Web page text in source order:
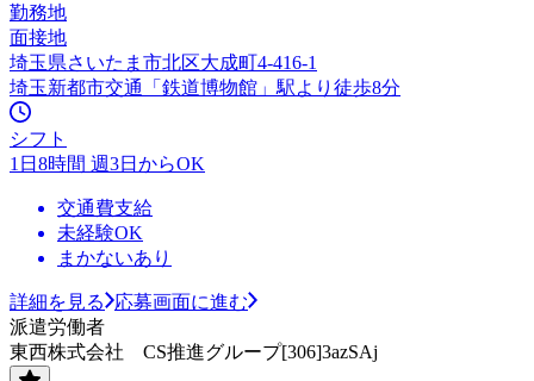
勤務地
面接地
埼玉県さいたま市北区大成町4-416-1
埼玉新都市交通「鉄道博物館」駅より徒歩8分
シフト
1日8時間 週3日からOK
交通費支給
未経験OK
まかないあり
詳細を見る
応募画面に進む
派遣労働者
東西株式会社 CS推進グループ[306]3azSAj